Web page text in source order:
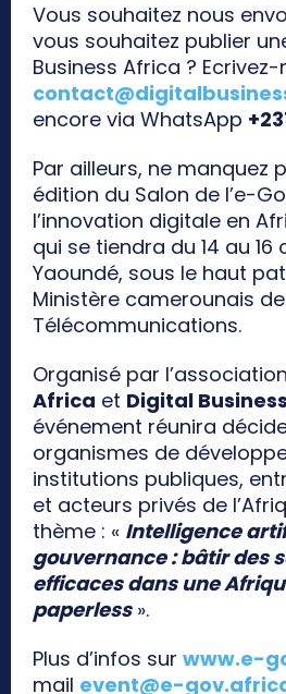
Vous souhaitez nous
vous souhaitez publier
Business Africa ?
encore via WhatsApp
Par ailleurs, ne manquez
édition du Salon de l’e-
l’innovation digitale en
qui se tiendra du 14 au
Yaoundé, sous le haut
Ministère camerounais
Télécommunications.
Organisé par l’association
Africa et Digital
événement réunira
organismes de
institutions publiques,
et acteurs privés de
thème : « Intelligence
gouvernance : bâtir des
efficaces dans une
paperless».
Plus d’infos sur www.e-
mail event@e-